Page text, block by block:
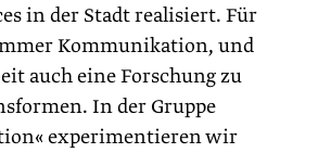
in der Stadt realisiert. Für
Kommunikation, und
auch eine Forschung zu
In der Gruppe
experimentieren wir